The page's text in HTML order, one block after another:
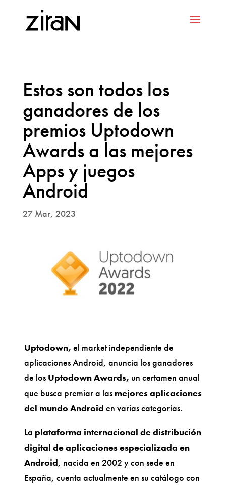
Estos son todos los
ganadores de los
premios Uptodown
Awards a las mejores
Apps y juegos
Android
27 Mar, 2023
Uptodown, el market independiente de
aplicaciones Android, anuncia los ganadores
de los Uptodown Awards, un certamen anual
que busca premiar a las mejores aplicaciones
del mundo Android en varias categorías.
La plataforma internacional de distribución
digital de aplicaciones especializada en
Android, nacida en 2002 y con sede en
España, cuenta actualmente en su catálogo con